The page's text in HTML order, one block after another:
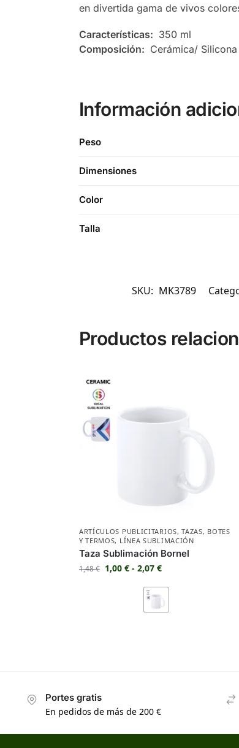
en divertida gama de vivos
Características: 350 ml
Composición: Cerámica/ Silicona
Información
Peso
Dimensiones
Color
Talla
SKU: MK3789
Productos
ARTÍCULOS PUBLICITARIOS,TAZAS, BOTES
Y TERMOS, LÍNEA SUBLIMACIÓN
Taza Sublimación Bornel
1,48€ 1,00 € - 2,07 €
Portes gratis
En pedidos de más de 200 €